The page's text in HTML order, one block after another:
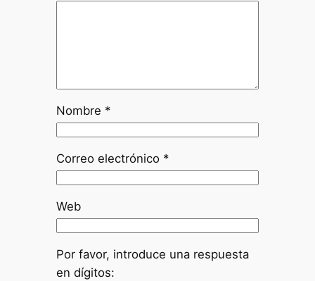
Nombre *
Correo electrónico *
Web
Por favor, introduce una respuesta
en dígitos: